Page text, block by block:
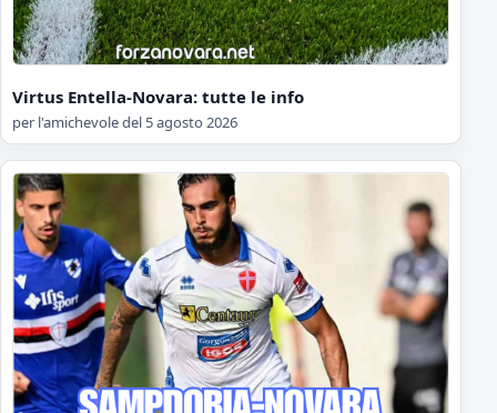
Virtus Entella-Novara: tutte le info
per l'amichevole del 5 agosto 2026